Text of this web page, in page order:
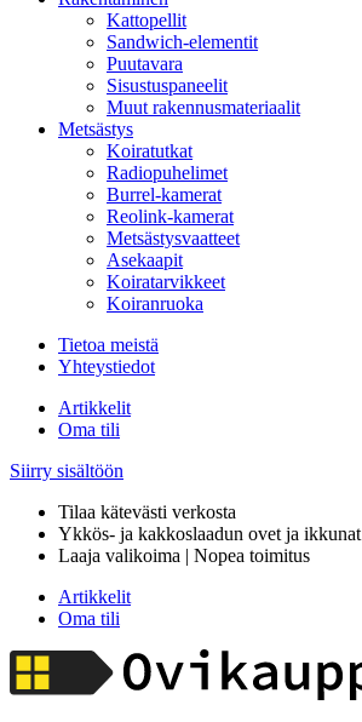
Kattopellit
Sandwich-elementit
Puutavara
Sisustuspaneelit
Muut rakennusmateriaalit
Metsästys
Koiratutkat
Radiopuhelimet
Burrel-kamerat
Reolink-kamerat
Metsästysvaatteet
Asekaapit
Koiratarvikkeet
Koiranruoka
Tietoa meistä
Yhteystiedot
Artikkelit
Oma tili
Siirry sisältöön
Tilaa kätevästi verkosta
Ykkös- ja kakkoslaadun ovet ja ikkunat
Laaja valikoima | Nopea toimitus
Artikkelit
Oma tili